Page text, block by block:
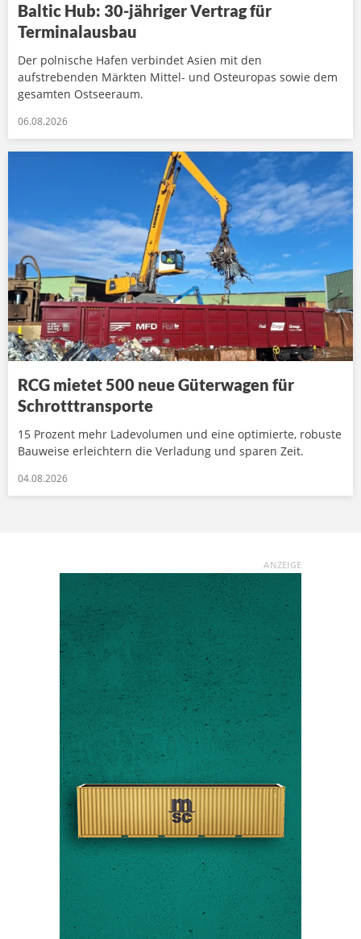
Baltic Hub: 30-jähriger Vertrag für
Terminalausbau
Der polnische Hafen verbindet Asien mit den
aufstrebenden Märkten Mittel- und Osteuropas sowie dem
gesamten Ostseeraum.
06.08.2026
RCG mietet 500 neue Güterwagen für
Schrotttransporte
15 Prozent mehr Ladevolumen und eine optimierte, robuste
Bauweise erleichtern die Verladung und sparen Zeit.
04.08.2026
ANZEIGE